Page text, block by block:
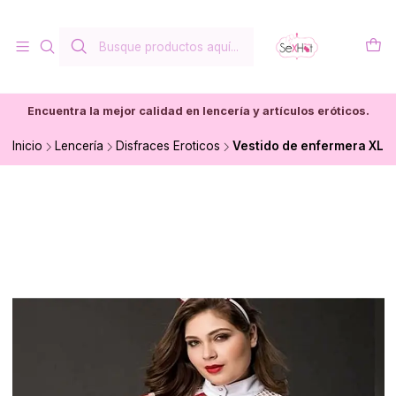
Encuentra la mejor calidad en lencería y artículos eróticos.
Inicio Lencería Disfraces Eroticos Vestido de enfermera XL